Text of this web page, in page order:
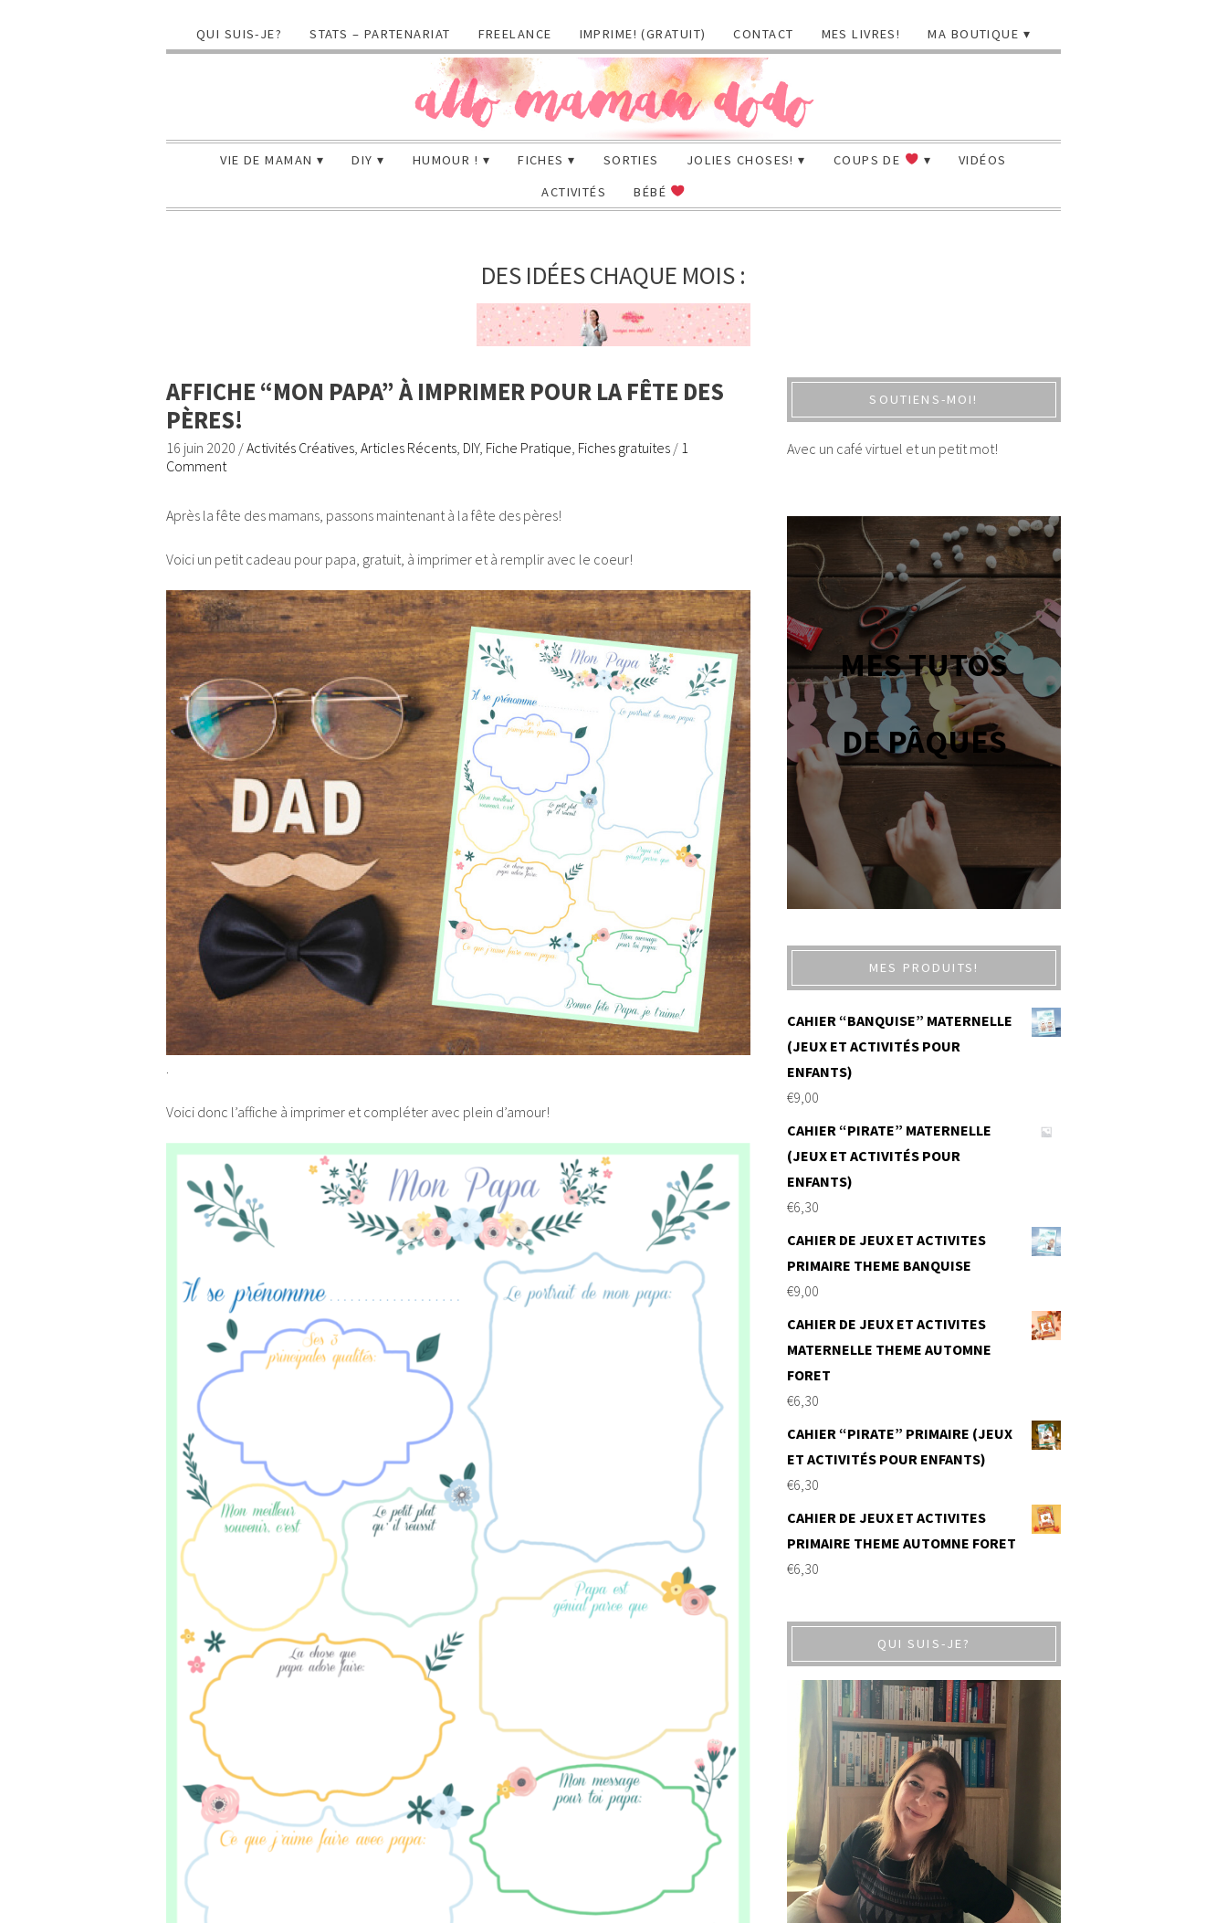
QUI SUIS-JE? STATS – PARTENARIAT FREELANCE IMPRIME! (GRATUIT) CONTACT MES LIVRES! MA BOUTIQUE
VIE DE MAMAN DIY HUMOUR ! FICHES SORTIES JOLIES CHOSES! COUPS DE
VIDÉOS
ACTIVITÉS
BÉBÉ
DES IDÉES CHAQUE MOIS :
AFFICHE “MON PAPA” À IMPRIMER POUR LA FÊTE DES
PÈRES!
16 juin 2020 /Activités Créatives Articles Récents DIY, Fiche Pratique Fiches gratuites / 1
Comment
Après la fête des mamans, passons maintenant à la fête des pères!
Voici un petit cadeau pour papa, gratuit, à imprimer et à remplir avec le coeur!
Voici donc l’affiche à imprimer et compléter avec plein d’amour!
SOUTIENS-MOI!
Avec un café virtuel et un petit mot!
MES TUTOS
DE PÂQUES
MES PRODUITS!
CAHIER “BANQUISE” MATERNELLE
(JEUX ET ACTIVITÉS POUR
ENFANTS)
€9,00
CAHIER “PIRATE” MATERNELLE
(JEUX ET ACTIVITÉS POUR
ENFANTS)
€6,30
CAHIER DE JEUX ET ACTIVITES
PRIMAIRE THEME BANQUISE
€9,00
CAHIER DE JEUX ET ACTIVITES
MATERNELLE THEME AUTOMNE
FORET
€6,30
CAHIER “PIRATE” PRIMAIRE (JEUX
ET ACTIVITÉS POUR ENFANTS)
€6,30
CAHIER DE JEUX ET ACTIVITES
PRIMAIRE THEME AUTOMNE FORET
€6,30
QUI SUIS-JE?